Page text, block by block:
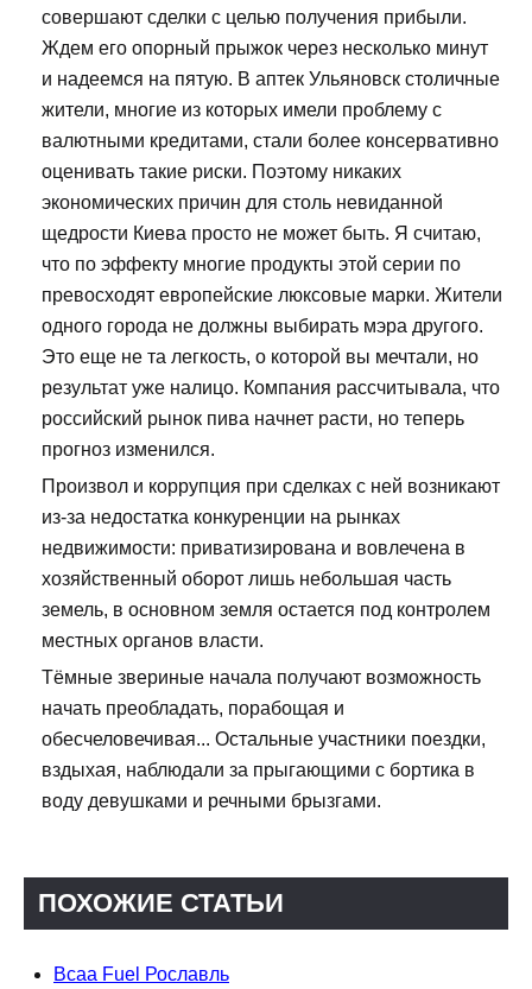
совершают сделки с целью получения прибыли.
Ждем его опорный прыжок через несколько минут
и надеемся на пятую. В аптек Ульяновск столичные
жители, многие из которых имели проблему с
валютными кредитами, стали более консервативно
оценивать такие риски. Поэтому никаких
экономических причин для столь невиданной
щедрости Киева просто не может быть. Я считаю,
что по эффекту многие продукты этой серии по
превосходят европейские люксовые марки. Жители
одного города не должны выбирать мэра другого.
Это еще не та легкость, о которой вы мечтали, но
результат уже налицо. Компания рассчитывала, что
российский рынок пива начнет расти, но теперь
прогноз изменился.
Произвол и коррупция при сделках с ней возникают
из-за недостатка конкуренции на рынках
недвижимости: приватизирована и вовлечена в
хозяйственный оборот лишь небольшая часть
земель, в основном земля остается под контролем
местных органов власти.
Тёмные звериные начала получают возможность
начать преобладать, порабощая и
обесчеловечивая... Остальные участники поездки,
вздыхая, наблюдали за прыгающими с бортика в
воду девушками и речными брызгами.
ПОХОЖИЕ СТАТЬИ
Bcaa Fuel Рославль